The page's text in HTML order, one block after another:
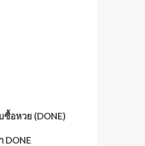
ซื้อหวย (DONE)
DONE